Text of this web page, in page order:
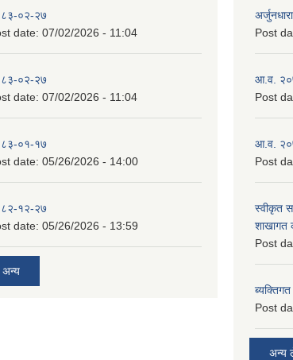
०२-२७
date: 07/02/2026 - 11:04
०२-२७
date: 07/02/2026 - 11:04
०१-१७
date: 05/26/2026 - 14:00
१२-२७
date: 05/26/2026 - 13:59
अन्य
Post
आ.व.
Post
आ.व.
Post
स्वीकृत
शाखागत
Post
ब्यक्तिगत
Post
अन्य